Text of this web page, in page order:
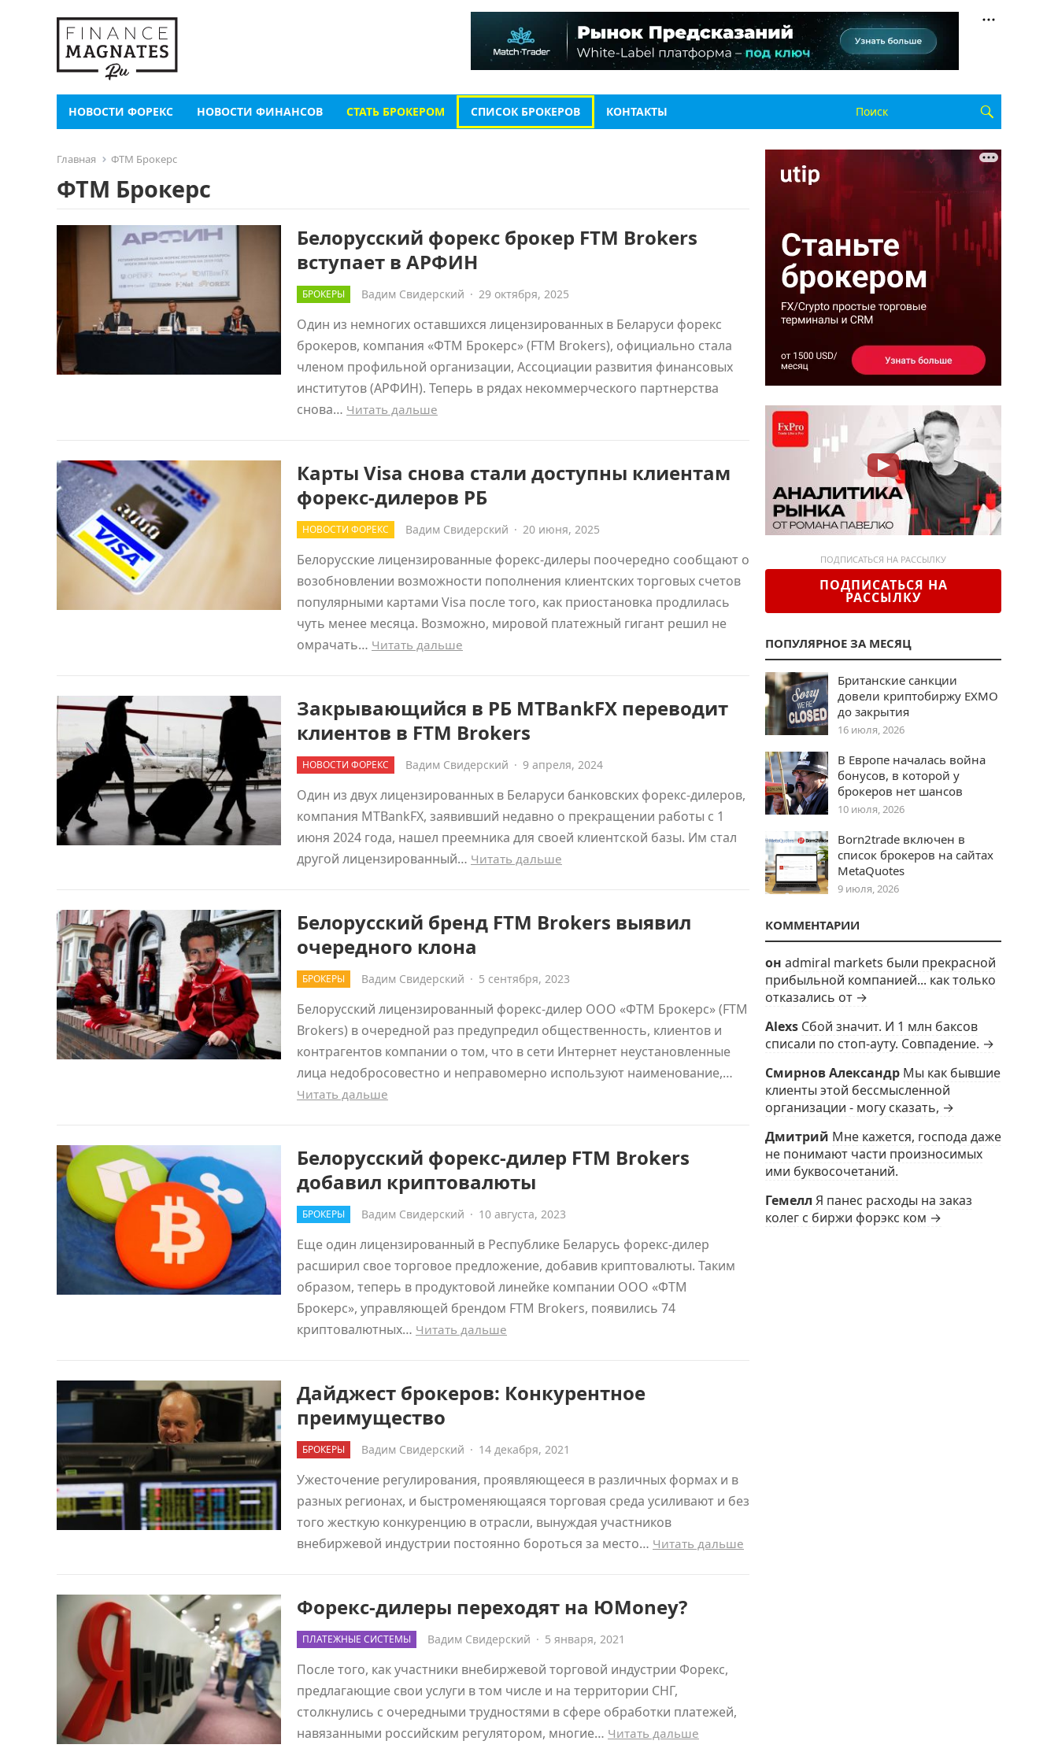
НОВОСТИ ФОРЕКС НОВОСТИ ФИНАНСОВ СТАТЬ БРОКЕРОМ СПИСОК БРОКЕРОВ КОНТАКТЫ
Главная ФТМ Брокерс
ФТМ Брокерс
Белорусский форекс брокер FTM Brokers
вступает в АРФИН
БРОКЕРЫ Вадим Свидерский · 29 октября, 2025
Один из немногих оставшихся лицензированных в Беларуси форекс
брокеров, компания «ФТМ Брокерс» (FTM Brokers), официально стала
членом профильной организации, Ассоциации развития финансовых
институтов (АРФИН). Теперь в рядах некоммерческого партнерства
снова… Читать дальше
Карты Visa снова стали доступны клиентам
форекс-дилеров РБ
НОВОСТИ ФОРЕКС Вадим Свидерский · 20 июня, 2025
Белорусские лицензированные форекс-дилеры поочередно сообщают о
возобновлении возможности пополнения клиентских торговых счетов
популярными картами Visa после того, как приостановка продлилась
чуть менее месяца. Возможно, мировой платежный гигант решил не
омрачать… Читать дальше
Закрывающийся в РБ MTBankFX переводит
клиентов в FTM Brokers
НОВОСТИ ФОРЕКС Вадим Свидерский · 9 апреля, 2024
Один из двух лицензированных в Беларуси банковских форекс-дилеров,
компания MTBankFX, заявивший недавно о прекращении работы с 1
июня 2024 года, нашел преемника для своей клиентской базы. Им стал
другой лицензированный… Читать дальше
Белорусский бренд FTM Brokers выявил
очередного клона
БРОКЕРЫ Вадим Свидерский · 5 сентября, 2023
Белорусский лицензированный форекс-дилер ООО «ФТМ Брокерс» (FTM
Brokers) в очередной раз предупредил общественность, клиентов и
контрагентов компании о том, что в сети Интернет неустановленные
лица недобросовестно и неправомерно используют наименование,…
Читать дальше
Белорусский форекс-дилер FTM Brokers
добавил криптовалюты
БРОКЕРЫ Вадим Свидерский · 10 августа, 2023
Еще один лицензированный в Республике Беларусь форекс-дилер
расширил свое торговое предложение, добавив криптовалюты. Таким
образом, теперь в продуктовой линейке компании ООО «ФТМ
Брокерс», управляющей брендом FTM Brokers, появились 74
криптовалютных… Читать дальше
Дайджест брокеров: Конкурентное
преимущество
БРОКЕРЫ Вадим Свидерский · 14 декабря, 2021
Ужесточение регулирования, проявляющееся в различных формах и в
разных регионах, и быстроменяющаяся торговая среда усиливают и без
того жесткую конкуренцию в отрасли, вынуждая участников
внебиржевой индустрии постоянно бороться за место… Читать дальше
Форекс-дилеры переходят на ЮMoney?
ПЛАТЕЖНЫЕ СИСТЕМЫ Вадим Свидерский · 5 января, 2021
После того, как участники внебиржевой торговой индустрии Форекс,
предлагающие свои услуги в том числе и на территории СНГ,
столкнулись с очередными трудностями в сфере обработки платежей,
навязанными российским регулятором, многие… Читать дальше
ПОДПИСАТЬСЯ НА РАССЫЛКУ
ПОДПИСАТЬСЯ НА
РАССЫЛКУ
ПОПУЛЯРНОЕ ЗА МЕСЯЦ
Британские санкции
довели криптобиржу EXMO
до закрытия
16 июля, 2026
В Европе началась война
бонусов, в которой у
брокеров нет шансов
10 июля, 2026
Born2trade включен в
список брокеров на сайтах
MetaQuotes
9 июля, 2026
КОММЕНТАРИИ
он admiral markets были прекрасной
прибыльной компанией... как только
отказались от →
Alexs Сбой значит. И 1 млн баксов
списали по стоп-ауту. Совпадение. →
Смирнов Александр Мы как бывшие
клиенты этой бессмысленной
организации - могу сказать, →
Дмитрий Мне кажется, господа даже
не понимают части произносимых
ими буквосочетаний.
Гемелл Я панес расходы на заказ
колег с биржи форэкс ком →